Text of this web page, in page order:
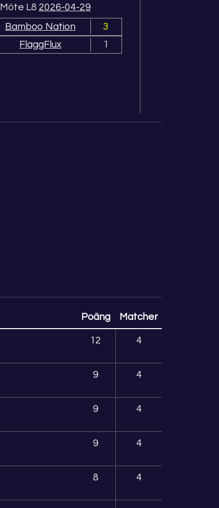
Möte L8 2026-04-29
Bamboo Nation
3
FlaggFlux
1
Poäng Matcher
12 4
9 4
9 4
9 4
8 4